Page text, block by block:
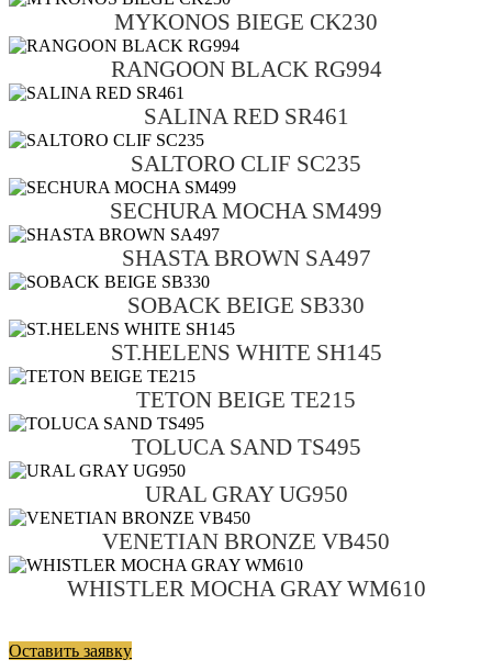
MYKONOS BIEGE CK230
RANGOON BLACK RG994
SALINA RED SR461
SALTORO CLIF SC235
SECHURA MOCHA SM499
SHASTA BROWN SA497
SOBACK BEIGE SB330
ST.HELENS WHITE SH145
TETON BEIGE TE215
TOLUCA SAND TS495
URAL GRAY UG950
VENETIAN BRONZE VB450
WHISTLER MOCHA GRAY WM610
Оставить заявку